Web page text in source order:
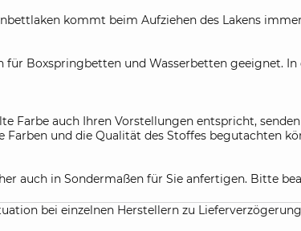
kommt beim Aufziehen des Lakens
für Boxspringbetten und Wasserbetten geeignet.
Farbe auch Ihren Vorstellungen entspricht,
Farben und die Qualität des Stoffes begutachten
auch in Sondermaßen für Sie anfertigen. Bitte
bei einzelnen Herstellern zu